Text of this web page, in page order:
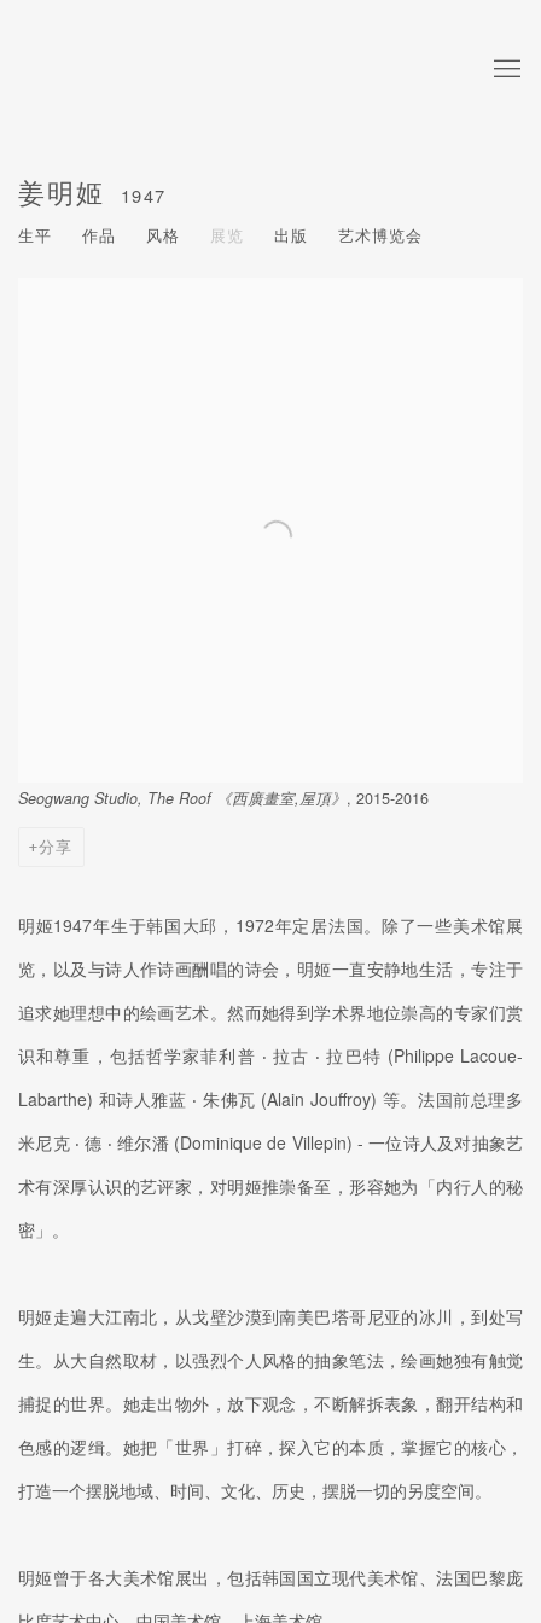
姜明姬 1947
生平 作品 风格 展览 出版 艺术博览会
Seogwang Studio, The Roof 《西廣畫室,屋頂》 , 2015-2016
分享
明姬1947年生于韩国大邱，1972年定居法国。除了一些美术馆展
览，以及与诗人作诗画酬唱的诗会，明姬一直安静地生活，专注于
追求她理想中的绘画艺术。然而她得到学术界地位崇高的专家们赏
识和尊重，包括哲学家菲利普 ‧ 拉古 ‧ 拉巴特 (Philippe Lacoue-
Labarthe) 和诗人雅蓝 ‧ 朱佛瓦 (Alain Jouffroy) 等。法国前总理多
米尼克 ‧ 德 ‧ 维尔潘 (Dominique de Villepin) - 一位诗人及对抽象艺
术有深厚认识的艺评家，对明姬推崇备至，形容她为「内行人的秘
密」。
明姬走遍大江南北，从戈壁沙漠到南美巴塔哥尼亚的冰川，到处写
生。从大自然取材，以强烈个人风格的抽象笔法，绘画她独有触觉
捕捉的世界。她走出物外，放下观念，不断解拆表象，翻开结构和
色感的逻缉。她把「世界」打碎，探入它的本质，掌握它的核心，
打造一个摆脱地域、时间、文化、历史，摆脱一切的另度空间。
明姬曾于各大美术馆展出，包括韩国国立现代美术馆、法国巴黎庞